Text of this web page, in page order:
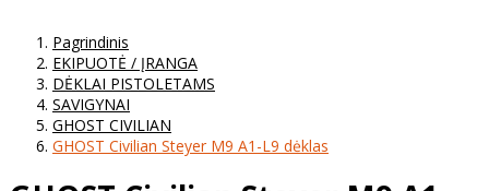
Pagrindinis
EKIPUOTĖ / ĮRANGA
DĖKLAI PISTOLETAMS
SAVIGYNAI
GHOST CIVILIAN
GHOST Civilian Steyer M9 A1-L9 dėklas